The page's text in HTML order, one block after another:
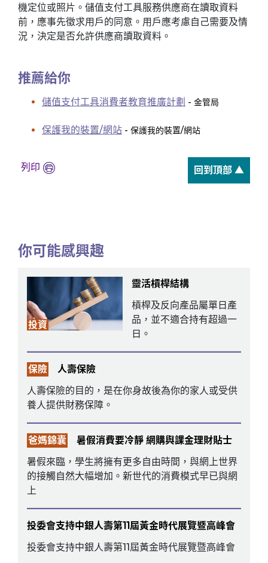
機定位或照片。儲值支付工具服務供應商在讀取資料
前，應事先徵求用戶的同意。用戶應考慮自己需要及情
況，決定是否允許供應商讀取資料。
推薦給你
儲值支付工具消費者教育推廣計劃 - 金管局
保護我的裝置/網站 - 保護我的裝置/網站
列印 回到頂部 ▲
你可能感興趣
投資
靈活槓桿結構
槓桿及反向產品屬單日產
品，並不適合持有超過一
日。
保險
人壽保險
人壽保險的目的，是在你身故後為你的家人或受供
養人提供財務保障。
爸媽錦囊
暑假消費要冷靜 網購與課金理財貼士
暑假來臨，學生將擁有更多自由時間，與網上世界
的接觸自然大幅增加。新世代的消費模式早已與網
上
投委會支持中銀人壽第11屆黃金時代展覽暨高峰會
投委會支持中銀人壽第11屆黃金時代展覽暨高峰會